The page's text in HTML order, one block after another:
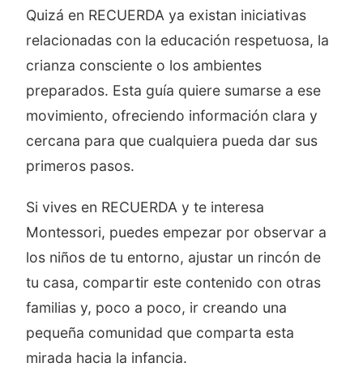
Quizá en RECUERDA ya existan iniciativas
relacionadas con la educación respetuosa, la
crianza consciente o los ambientes
preparados. Esta guía quiere sumarse a ese
movimiento, ofreciendo información clara y
cercana para que cualquiera pueda dar sus
primeros pasos.
Si vives en RECUERDA y te interesa
Montessori, puedes empezar por observar a
los niños de tu entorno, ajustar un rincón de
tu casa, compartir este contenido con otras
familias y, poco a poco, ir creando una
pequeña comunidad que comparta esta
mirada hacia la infancia.